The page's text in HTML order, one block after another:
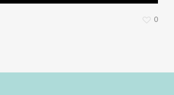
0